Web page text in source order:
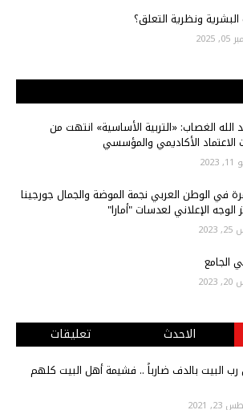
البشرية ونظرية التعلق؟
الله الغصاب: «التربية الأساسية» انتهت من
الأكاديمي والمؤسسي
في الوطن العربي نجمة الموضة والجمال جورجينا
الوجه الإعلاني لعدسات "أمارا"
الجامع
الاحدث تعليقات
رب البيت بالدف ضارباً .. فشيمة أهل البيت كلهم
2021